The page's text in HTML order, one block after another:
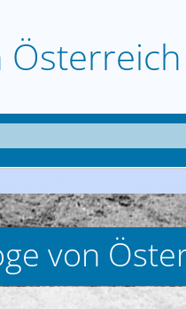
Österreich
von